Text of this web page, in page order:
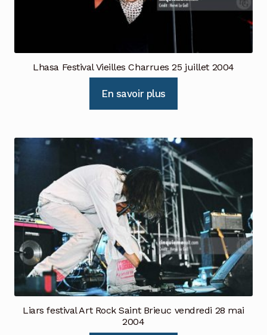
Lhasa Festival Vieilles Charrues 25 juillet 2004
En savoir plus
Liars festival Art Rock Saint Brieuc vendredi 28 mai
2004